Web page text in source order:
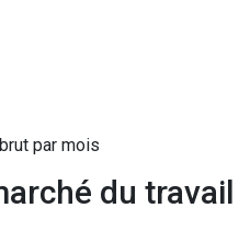
par mois
du travail